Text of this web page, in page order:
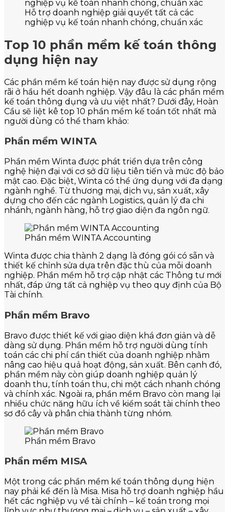
Hỗ trợ doanh nghiệp giải quyết tất cả các
nghiệp vụ kế toán nhanh chóng, chuẩn xác
Top 10 phần mềm kế toán thông
dụng hiện nay
Các phần mềm kế toán hiện nay được sử dụng rộng
rãi ở hầu hết doanh nghiệp. Vậy đâu là các phần mềm
kế toán thông dụng và ưu việt nhất? Dưới đây, Hoàn
Cầu sẽ liệt kê top 10 phần mềm kế toán tốt nhất mà
người dùng có thể tham khảo:
Phần mềm WINTA
Phần mềm Winta được phát triển dựa trên công
nghệ hiện đại với cơ sở dữ liệu tiên tiến và mức độ bảo
mật cao. Đặc biệt, Winta có thể ứng dụng với đa dạng
ngành nghề. Từ thương mại, dịch vụ, sản xuất, xây
dựng cho đến các ngành Logistics, quản lý đa chi
nhánh, ngành hàng, hỗ trợ giao diện đa ngôn ngữ.
Phần mềm WINTA Accounting
Winta được chia thành 2 dạng là đóng gói có sẵn và
thiết kế chỉnh sửa dựa trên đặc thù của mỗi doanh
nghiệp. Phần mềm hỗ trợ cập nhật các Thông tư mới
nhất, đáp ứng tất cả nghiệp vụ theo quy định của Bộ
Tài chính.
Phần mềm Bravo
Bravo được thiết kế với giao diện khá đơn giản và dễ
dàng sử dụng. Phần mềm hỗ trợ người dùng tính
toán các chi phí cần thiết của doanh nghiệp nhằm
nâng cao hiệu quả hoạt động, sản xuất. Bên cạnh đó,
phần mềm này còn giúp doanh nghiệp quản lý
doanh thu, tính toán thu, chi một cách nhanh chóng
và chính xác. Ngoài ra, phần mềm Bravo còn mang lại
nhiều chức năng hữu ích về kiểm soát tài chính theo
sơ đồ cây và phân chia thành từng nhóm.
Phần mềm Bravo
Phần mềm MISA
Một trong các phần mềm kế toán thông dụng hiện
nay phải kể đến là Misa. Misa hỗ trợ doanh nghiệp hầu
hết các nghiệp vụ về tài chính – kế toán trong mọi